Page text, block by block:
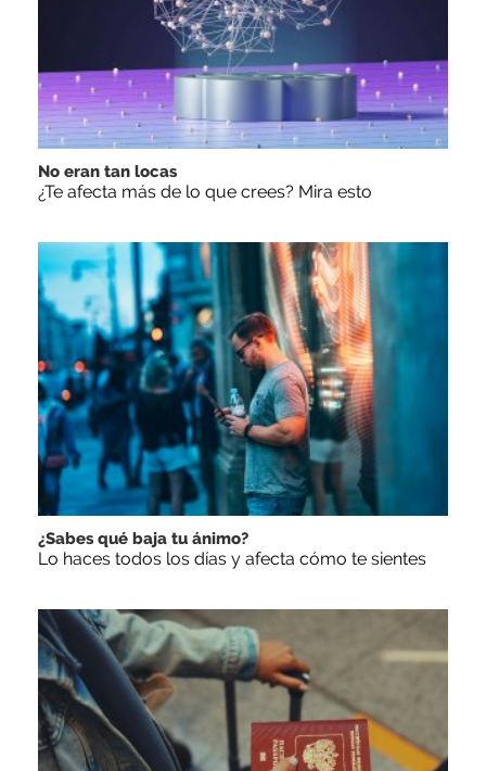
No eran tan locas
¿Te afecta más de lo que crees? Mira esto
¿Sabes qué baja tu ánimo?
Lo haces todos los días y afecta cómo te sientes